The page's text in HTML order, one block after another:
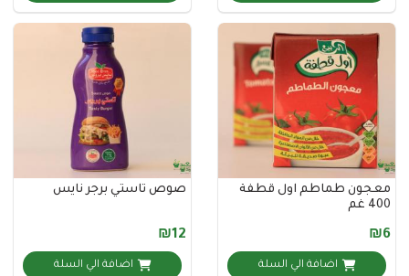
طماطم اول قطفة
اضافة الي السلة
صوص تاستي برجر نايس
اضافة الي السلة